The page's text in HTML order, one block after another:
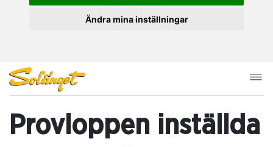
Ändra mina inställningar
Provloppen inställda